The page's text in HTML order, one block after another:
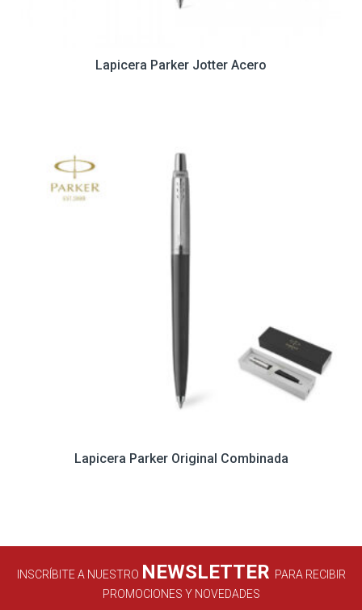
Lapicera Parker Jotter Acero
Lapicera Parker Original Combinada
INSCRÍBITE A NUESTRO NEWSLETTER PARA RECIBIR
PROMOCIONES Y NOVEDADES